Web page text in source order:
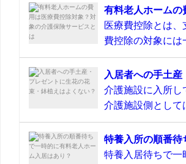
有料老人ホームの
医療費控除とは
費控除の対象には
入居者への手土
介護施設に入所し
介護施設側として
特養入所の順番待
特養入居待ちで一